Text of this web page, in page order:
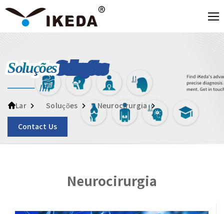
Soluções
Lar Soluções Neurocirurgia
Contact Us
Neurocirurgia